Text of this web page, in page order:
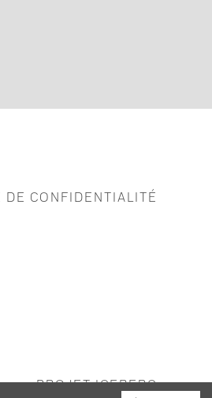
DE CONFIDENTIALITÉ
PROJET ICEBERG